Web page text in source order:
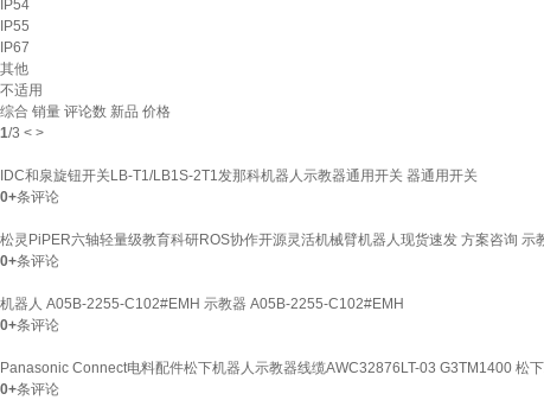
IP54
IP55
IP67
其他
不适用
综合 销量 评论数 新品 价格
1/3 < >
IDC和泉旋钮开关LB-T1/LB1S-2T1发那科机器人示教器通用开关 器通用开关
0+条评论
松灵PiPER六轴轻量级教育科研ROS协作开源灵活机械臂机器人现货速发 方案咨询 示
0+条评论
机器人 A05B-2255-C102#EMH 示教器 A05B-2255-C102#EMH
0+条评论
Panasonic Connect电料配件松下机器人示教器线缆AWC32876LT-03 G3TM1400 松
0+条评论